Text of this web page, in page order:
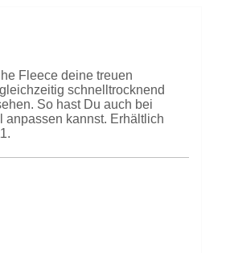
Fleece deine treuen
schnelltrocknend
So hast Du auch bei
anpassen kannst. Erhältlich